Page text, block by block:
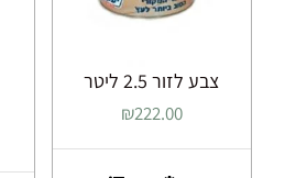
צבע לזור 2.5 ליטר
₪222.00